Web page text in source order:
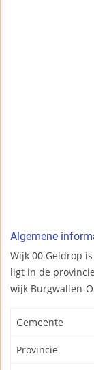
Algemene
Wijk 00 Geldrop
ligt in de
wijk Burgwallen-
Gemeente
Provincie